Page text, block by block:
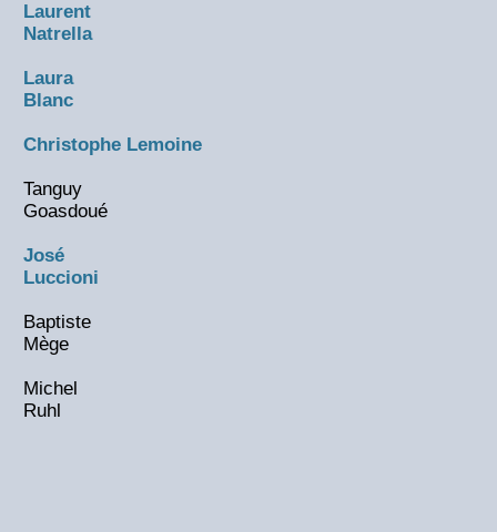
Laurent
Natrella
Laura
Blanc
Christophe Lemoine
Tanguy
Goasdoué
José
Luccioni
Baptiste
Mège
Michel
Ruhl